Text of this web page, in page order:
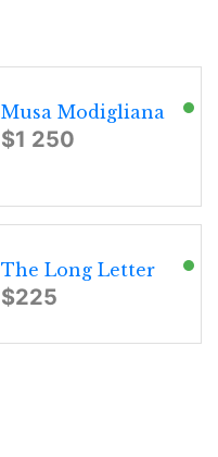
Musa Modigliana
$1 250
The Long Letter
$225